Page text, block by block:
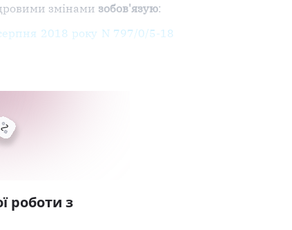
змінами зобов'язую:
2018 року N 797/0/5-18
роботи з